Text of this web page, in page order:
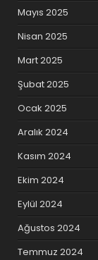
Mayıs 2025
Nisan 2025
Mart 2025
Şubat 2025
Ocak 2025
Aralık 2024
Kasım 2024
Ekim 2024
Eylül 2024
Ağustos 2024
Temmuz 2024